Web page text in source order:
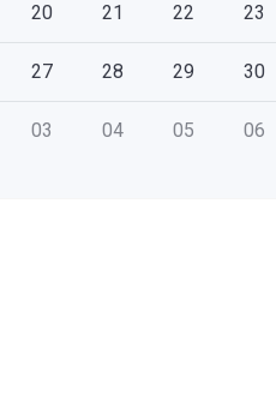
20 21 22 23
27 28 29 30
03 04 05 06